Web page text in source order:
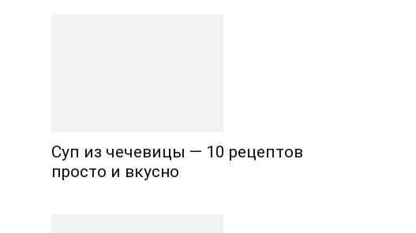
Суп из чечевицы — 10 рецептов
просто и вкусно